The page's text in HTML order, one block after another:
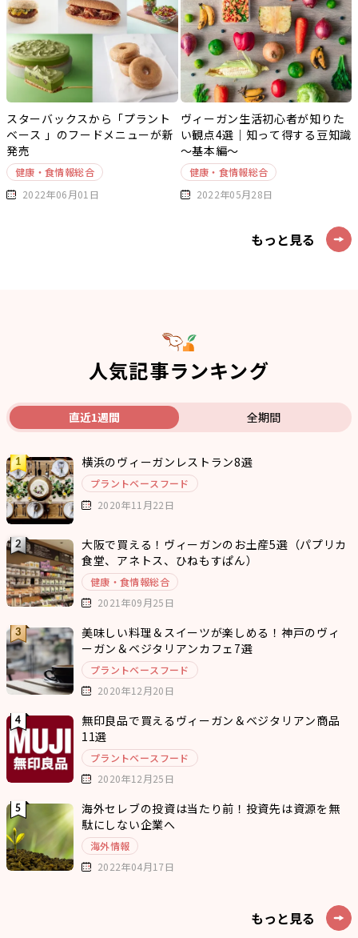
スターバックスから「プラント
ベース 」のフードメニューが新
発売
健康・食情報総合
2022年06月01日
ヴィーガン生活初心者が知りた
い観点4選｜知って得する豆知識
～基本編～
健康・食情報総合
2022年05月28日
もっと見る
人気記事ランキング
直近1週間 全期間
横浜のヴィーガンレストラン8選
プラントベースフード
2020年11月22日
大阪で買える！ヴィーガンのお土産5選（パプリカ
食堂、アネトス、ひねもすぱん）
健康・食情報総合
2021年09月25日
美味しい料理＆スイーツが楽しめる！神戸のヴィ
ーガン＆ベジタリアンカフェ7選
プラントベースフード
2020年12月20日
無印良品で買えるヴィーガン＆ベジタリアン商品
11選
プラントベースフード
2020年12月25日
海外セレブの投資は当たり前！投資先は資源を無
駄にしない企業へ
海外情報
2022年04月17日
もっと見る